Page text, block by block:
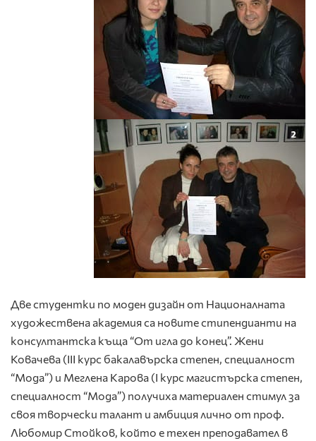
Две студентки по моден дизайн от Националната
художествена академия са новите стипендианти на
консултантска къща “От игла до конец”. Жени
Ковачева (III курс бакалавърска степен, специалност
“Мода”) и Меглена Карова (І курс магистърска степен,
специалност “Мода”) получиха материален стимул за
своя творчески талант и амбиция лично от проф.
Любомир Стойков, който е техен преподавател в